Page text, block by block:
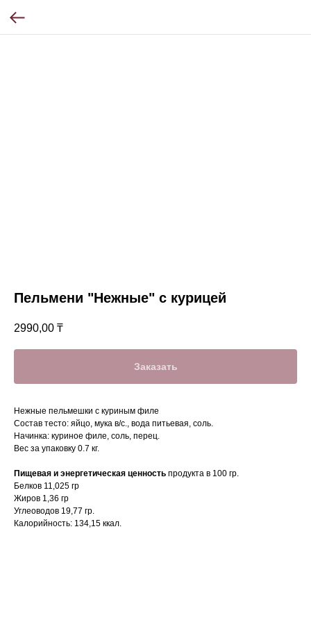
Пельмени "Нежные" с курицей
2990,00 ₸
Заказать
Нежные пельмешки с куриным филе
Состав тесто: яйцо, мука в/c., вода питьевая, соль.
Начинка: куриное филе, соль, перец.
Вес за упаковку 0.7 кг.
Пищевая и энергетическая ценность продукта в 100 гр.
Белков 11,025 гр
Жиров 1,36 гр
Углеоводов 19,77 гр.
Калорийность: 134,15 ккал.